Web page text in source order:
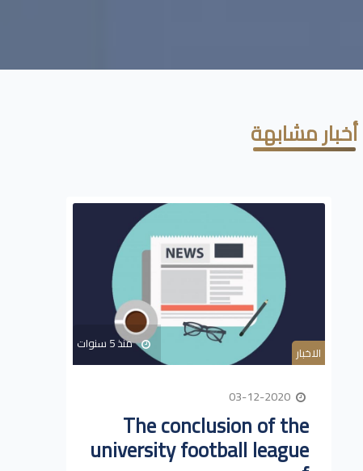
أخبار مشابهة
الاخبار منذ 5 سنوات
The conclusion of the
university football league